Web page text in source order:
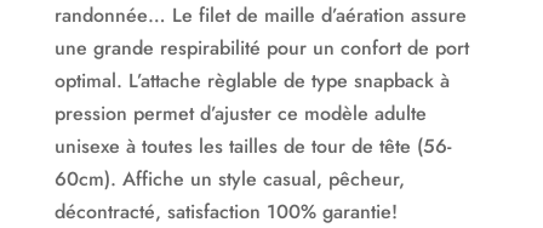
randonnée… Le filet de maille d’aération assure
une grande respirabilité pour un confort de port
optimal. L’attache règlable de type snapback à
pression permet d’ajuster ce modèle adulte
unisexe à toutes les tailles de tour de tête (56-
60cm). Affiche un style casual, pêcheur,
décontracté, satisfaction 100% garantie!